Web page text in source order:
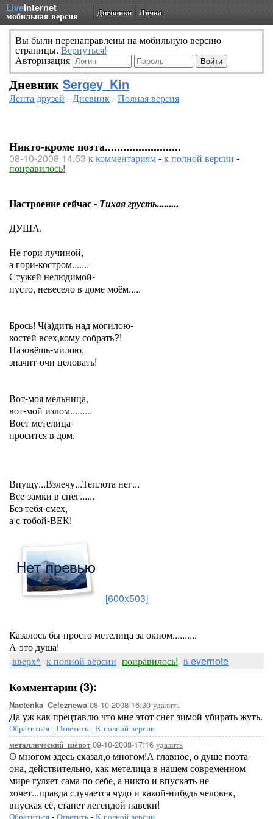
LiveInternet
мобильная версия Дневники Личка
Вы были перенаправлены на мобильную версию
страницы. Вернуться!
Авторизация
Дневник Sergey_Kin
Лента друзей -Дневник-Полная версия
Никто-кроме поэта.........................
08-10-2008 14:53 к комментариям-к полной версии -
понравилось!
Настроение сейчас - Тихая грусть.........
ДУША.
Не гори лучиной,
а гори-костром.......
Стужей нелюдимой-
пусто, невесело в доме моём.....
Брось! Ч(а)дить над могилою-
костей всех,кому собрать?!
Назовёшь-милою,
значит-очи целовать!
Вот-моя мельница,
вот-мой излом.........
Воет метелица-
просится в дом.
Впущу...Взлечу...Теплота нег...
Все-замки в снег......
Без тебя-смех,
а с тобой-ВЕК!
[600x503]
Казалось бы-просто метелица за окном..........
А-это душа!
вверх^ к полной версии понравилось! в evernote
Комментарии (3):
Nactenka_Celeznewa 08-10-2008-16:30 удалить
Да уж как прецтавлю что мне этот снег зимой убирать жуть.
Обратиться - Ответить - К полной версии
металлический_шёпот09-10-2008-17:16 удалить
О многом здесь сказал,о многом!А главное, о душе поэта-
она, действительно, как метелица в нашем современном
мире гуляет сама по себе, а никто и впускать не
хочет...правда случается чудо и какой-нибудь человек,
впуская её, станет легендой навеки!
Обратиться - Ответить - К полной версии